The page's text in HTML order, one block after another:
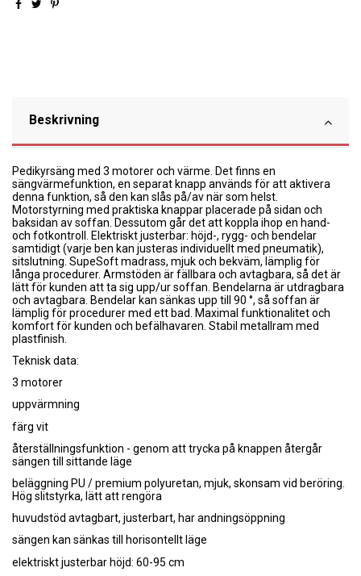
Beskrivning
Pedikyrsäng med 3 motorer och värme. Det finns en
sängvärmefunktion, en separat knapp används för att aktivera
denna funktion, så den kan slås på/av när som helst.
Motorstyrning med praktiska knappar placerade på sidan och
baksidan av soffan. Dessutom går det att koppla ihop en hand-
och fotkontroll. Elektriskt justerbar: höjd-, rygg- och bendelar
samtidigt (varje ben kan justeras individuellt med pneumatik),
sitslutning. SupeSoft madrass, mjuk och bekväm, lämplig för
långa procedurer. Armstöden är fällbara och avtagbara, så det är
lätt för kunden att ta sig upp/ur soffan. Bendelarna är utdragbara
och avtagbara. Bendelar kan sänkas upp till 90 °, så soffan är
lämplig för procedurer med ett bad. Maximal funktionalitet och
komfort för kunden och befälhavaren. Stabil metallram med
plastfinish.
Teknisk data:
3 motorer
uppvärmning
färg vit
återställningsfunktion - genom att trycka på knappen återgår
sängen till sittande läge
beläggning PU / premium polyuretan, mjuk, skonsam vid beröring.
Hög slitstyrka, lätt att rengöra
huvudstöd avtagbart, justerbart, har andningsöppning
sängen kan sänkas till horisontellt läge
elektriskt justerbar höjd: 60-95 cm